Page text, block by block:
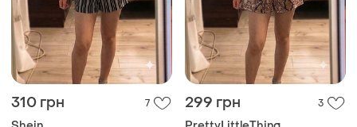
310 грн 7 299 грн 3